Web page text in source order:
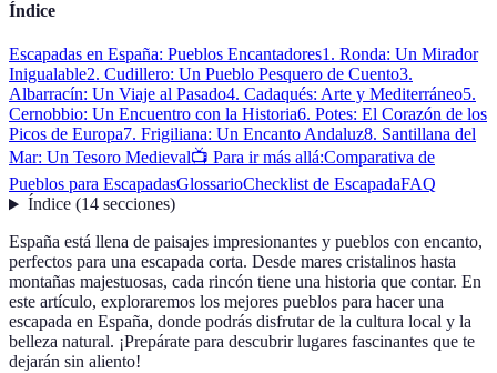
Índice
Escapadas en España: Pueblos Encantadores1. Ronda: Un Mirador
Inigualable2. Cudillero: Un Pueblo Pesquero de Cuento3.
Albarracín: Un Viaje al Pasado4. Cadaqués: Arte y Mediterráneo5.
Cernobbio: Un Encuentro con la Historia6. Potes: El Corazón de los
Picos de Europa7. Frigiliana: Un Encanto Andaluz8. Santillana del
Mar: Un Tesoro Medieval📺 Para ir más allá:Comparativa de
Pueblos para EscapadasGlossarioChecklist de EscapadaFAQ
Índice(14 secciones)
España está llena de paisajes impresionantes y pueblos con encanto,
perfectos para una escapada corta. Desde mares cristalinos hasta
montañas majestuosas, cada rincón tiene una historia que contar. En
este artículo, exploraremos los mejores pueblos para hacer una
escapada en España, donde podrás disfrutar de la cultura local y la
belleza natural. ¡Prepárate para descubrir lugares fascinantes que te
dejarán sin aliento!